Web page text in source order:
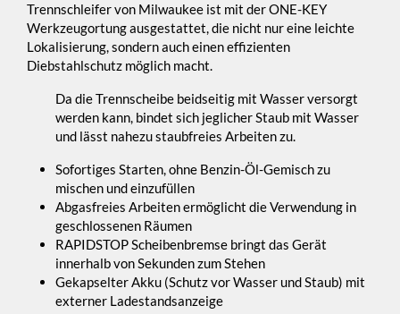
Trennschleifer von Milwaukee ist mit der ONE-KEY
Werkzeugortung ausgestattet, die nicht nur eine leichte
Lokalisierung, sondern auch einen effizienten
Diebstahlschutz möglich macht.
Da die Trennscheibe beidseitig mit Wasser versorgt
werden kann, bindet sich jeglicher Staub mit Wasser
und lässt nahezu staubfreies Arbeiten zu.
Sofortiges Starten, ohne Benzin-Öl-Gemisch zu
mischen und einzufüllen
Abgasfreies Arbeiten ermöglicht die Verwendung in
geschlossenen Räumen
RAPIDSTOP Scheibenbremse bringt das Gerät
innerhalb von Sekunden zum Stehen
Gekapselter Akku (Schutz vor Wasser und Staub) mit
externer Ladestandsanzeige